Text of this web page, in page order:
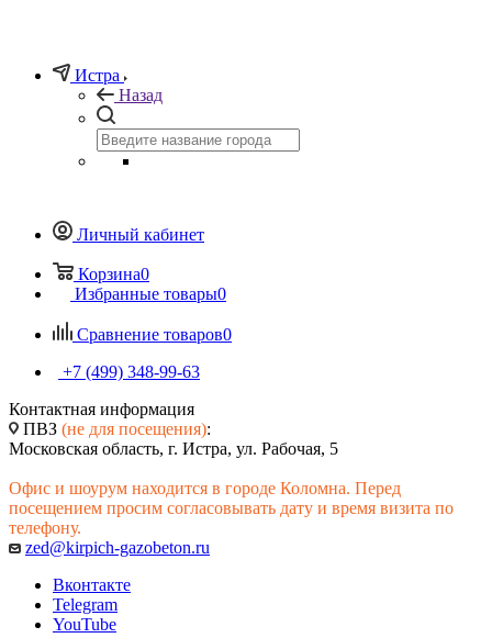
Истра
Назад
Личный кабинет
Корзина0
Избранные товары0
Сравнение товаров0
+7 (499) 348-99-63
Контактная информация
ПВЗ (не для посещения):
Московская область, г. Истра, ул. Рабочая, 5
Офис и шоурум находится в городе Коломна. Перед
посещением просим согласовывать дату и время визита по
телефону.
zed@kirpich-gazobeton.ru
Вконтакте
Telegram
YouTube